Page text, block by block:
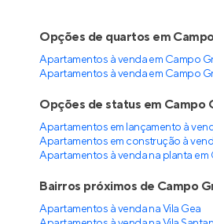
Verticá Jardim Prudência
Lançamento no Jardim Prudência,
25 e 35 m²
studio e 2
Venda a partir de
R$ 215.000